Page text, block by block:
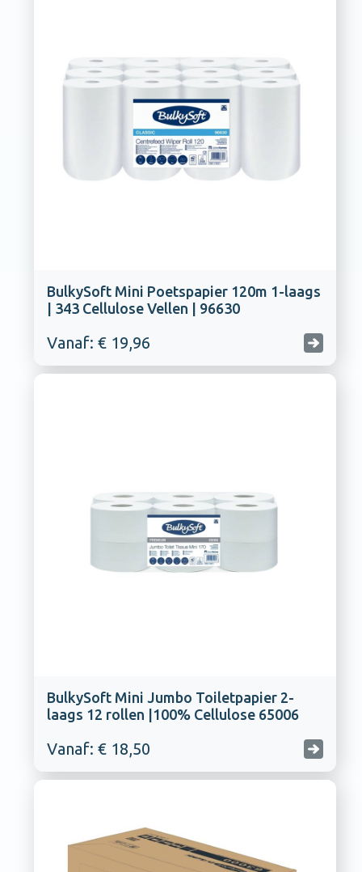
BulkySoft Mini Poetspapier 120m 1-laags
| 343 Cellulose Vellen | 96630
Vanaf: € 19,96
BulkySoft Mini Jumbo Toiletpapier 2-
laags 12 rollen |100% Cellulose 65006
Vanaf: € 18,50